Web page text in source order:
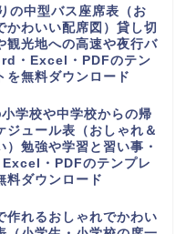
の中型バス座席表（お
かわいい配席図）貸し切
観光地への高速や夜行バ
・Excel・PDFのテン
を無料ダウンロード
学校や中学校からの帰
ジュール表（おしゃれ＆
）勉強や学習と習い事・
・PDFのテンプレ
料ダウンロード
作れるおしゃれでかわい